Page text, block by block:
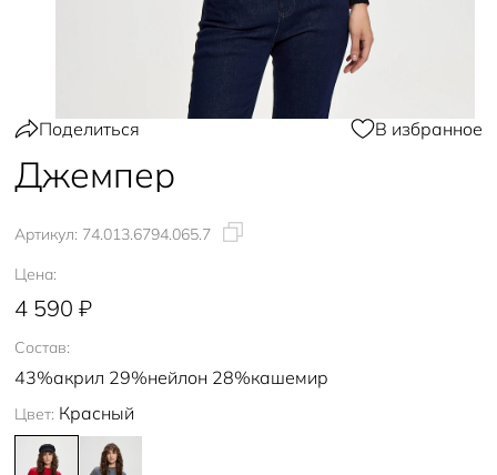
Поделиться В избранное
Джемпер
Артикул: 74.013.6794.065.7
Цена:
4 590 ₽
Состав:
43%акрил 29%нейлон 28%кашемир
Цвет: Красный